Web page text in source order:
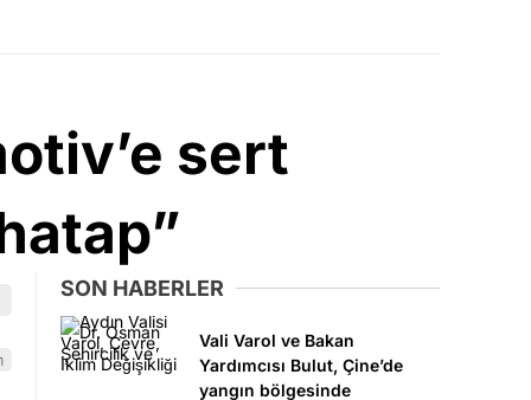
sert
SON HABERLER
Vali Varol ve Bakan
Yardımcısı Bulut, Çine’de
yangın bölgesinde